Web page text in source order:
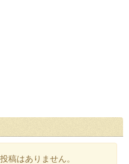
稿はありません。